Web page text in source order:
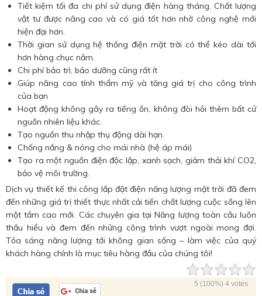
Tiết kiệm tối đa chi phí sử dụng điện hàng tháng. Chất lượng
vật tư được nâng cao và có giá tốt hơn nhờ công nghệ mới
hiện đại hơn.
Thời gian sử dụng hệ thống điện mặt trời có thể kéo dài tới
hơn hàng chục năm.
Chi phí bảo trì, bảo dưỡng cũng rất ít
Giúp nâng cao tính thẩm mỹ và tăng giá trị cho công trình
của bạn
Hoạt động không gây ra tiếng ồn, không đòi hỏi thêm bất cứ
nguồn nhiên liệu khác.
Tạo nguồn thu nhập thụ động dài hạn.
Chống nắng & nóng cho mái nhà (hệ áp mái)
Tạo ra một nguồn điện độc lập, xanh sạch, giảm thải khí CO2,
bảo vệ môi trường.
Dịch vụ thiết kế thi công lắp đặt điện năng lượng mặt trời đã đem
đến những giá trị thiết thực nhất cải tiến chất lượng cuộc sống lên
một tầm cao mới. Các chuyên gia tại Năng lượng toàn cầu luôn
thấu hiểu và đem đến những công trình vượt ngoài mong đợi.
Tỏa sáng năng lượng tới không gian sống – làm việc của quý
khách hàng chính là mục tiêu hàng đầu của chúng tôi!
5 (100%) 4 votes